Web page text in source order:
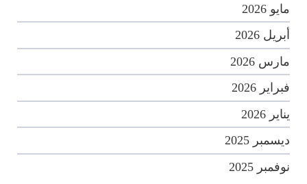
مايو 2026
أبريل 2026
مارس 2026
فبراير 2026
يناير 2026
ديسمبر 2025
نوفمبر 2025